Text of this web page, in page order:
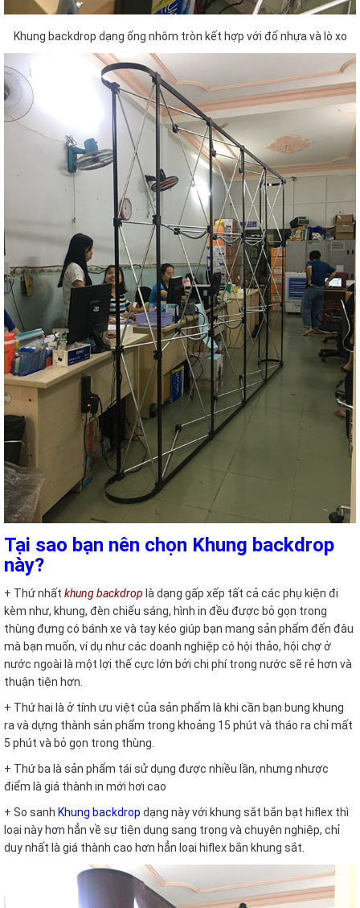
Khung backdrop dạng ống nhôm tròn kết hợp với đố nhựa và lò xo
Tại sao bạn nên chọn Khung backdrop
này?
+ Thứ nhất khung backdrop là dạng gấp xếp tất cả các phụ kiện đi
kèm như, khung, đèn chiếu sáng, hình in đều được bỏ gọn trong
thùng đựng có bánh xe và tay kéo giúp bạn mang sản phẩm đến đâu
mà bạn muốn, ví dụ như các doanh nghiệp có hội thảo, hội chợ ở
nước ngoài là một lợi thế cực lớn bởi chi phí trong nước sẽ rẻ hơn và
thuận tiện hơn.
+ Thứ hai là ở tính ưu việt của sản phẩm là khi cần bạn bung khung
ra và dựng thành sản phẩm trong khoảng 15 phút và tháo ra chỉ mất
5 phút và bỏ gọn trong thùng.
+ Thứ ba là sản phẩm tái sử dụng được nhiều lần, nhưng nhược
điểm là giá thành in mới hơi cao
+ So sanh Khung backdrop dạng này với khung sắt bắn bạt hiflex thì
loại này hơn hẳn về sự tiện dụng sang trọng và chuyên nghiệp, chỉ
duy nhất là giá thành cao hơn hẳn loại hiflex bắn khung sắt.